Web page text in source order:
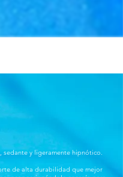
sedante y ligeramente hipnótico.
de alta durabilidad que mejor